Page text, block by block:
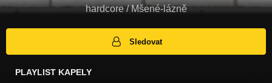
hardcore / Mšené-lázně
Sledovat
PLAYLIST KAPELY